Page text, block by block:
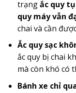
trạngắc quy
quy máy vẫn
chai và cần
Ắc quy sạc
ắc quy bị chai
mà còn khó có
Bánh xe chỉ